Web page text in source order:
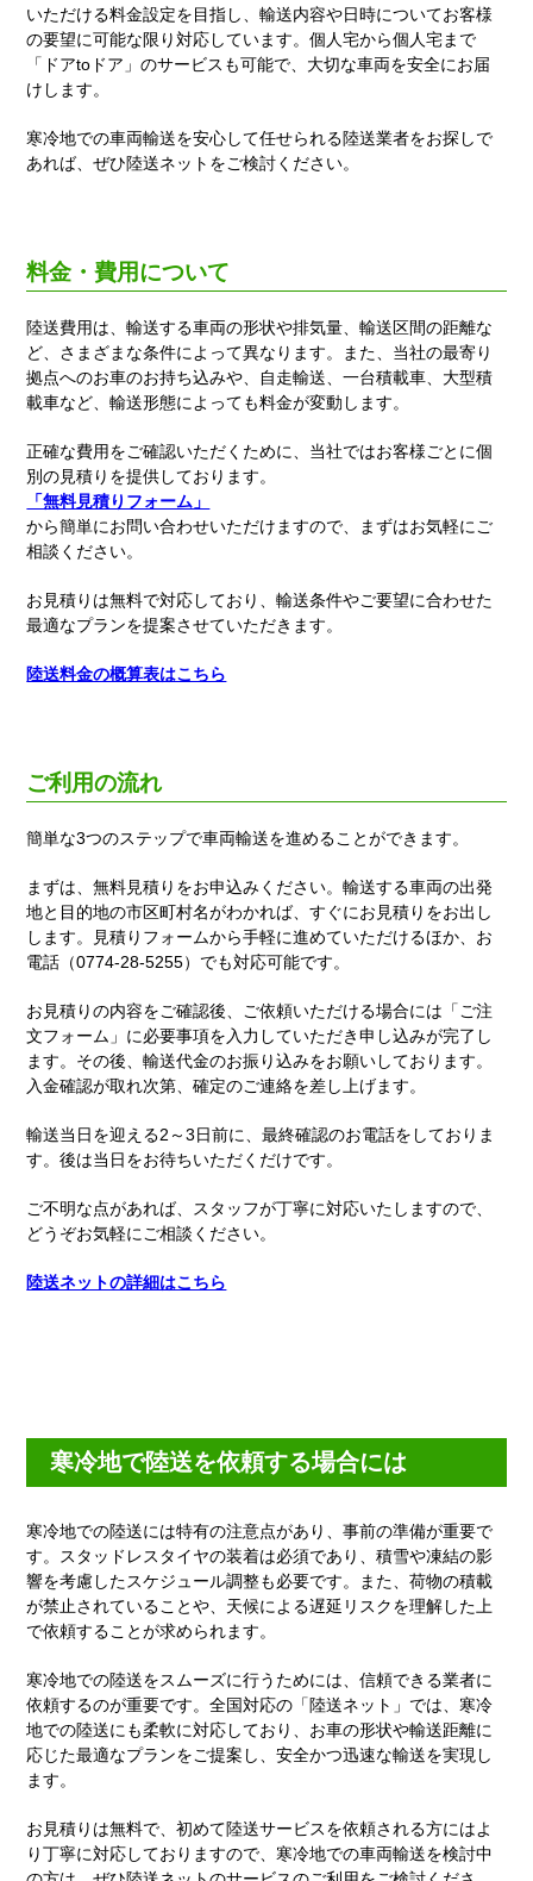
いただける料金設定を目指し、輸送内容や日時についてお客様
の要望に可能な限り対応しています。個人宅から個人宅まで
「ドアtoドア」のサービスも可能で、大切な車両を安全にお届
けします。
寒冷地での車両輸送を安心して任せられる陸送業者をお探しで
あれば、ぜひ陸送ネットをご検討ください。
料金・費用について
陸送費用は、輸送する車両の形状や排気量、輸送区間の距離な
ど、さまざまな条件によって異なります。また、当社の最寄り
拠点へのお車のお持ち込みや、自走輸送、一台積載車、大型積
載車など、輸送形態によっても料金が変動します。
正確な費用をご確認いただくために、当社ではお客様ごとに個
別の見積りを提供しております。
「無料見積りフォーム」
から簡単にお問い合わせいただけますので、まずはお気軽にご
相談ください。
お見積りは無料で対応しており、輸送条件やご要望に合わせた
最適なプランを提案させていただきます。
陸送料金の概算表はこちら
ご利用の流れ
簡単な3つのステップで車両輸送を進めることができます。
まずは、無料見積りをお申込みください。輸送する車両の出発
地と目的地の市区町村名がわかれば、すぐにお見積りをお出し
します。見積りフォームから手軽に進めていただけるほか、お
電話（0774-28-5255）でも対応可能です。
お見積りの内容をご確認後、ご依頼いただける場合には「ご注
文フォーム」に必要事項を入力していただき申し込みが完了し
ます。その後、輸送代金のお振り込みをお願いしております。
入金確認が取れ次第、確定のご連絡を差し上げます。
輸送当日を迎える2～3日前に、最終確認のお電話をしておりま
す。後は当日をお待ちいただくだけです。
ご不明な点があれば、スタッフが丁寧に対応いたしますので、
どうぞお気軽にご相談ください。
陸送ネットの詳細はこちら
寒冷地で陸送を依頼する場合には
寒冷地での陸送には特有の注意点があり、事前の準備が重要で
す。スタッドレスタイヤの装着は必須であり、積雪や凍結の影
響を考慮したスケジュール調整も必要です。また、荷物の積載
が禁止されていることや、天候による遅延リスクを理解した上
で依頼することが求められます。
寒冷地での陸送をスムーズに行うためには、信頼できる業者に
依頼するのが重要です。全国対応の「陸送ネット」では、寒冷
地での陸送にも柔軟に対応しており、お車の形状や輸送距離に
応じた最適なプランをご提案し、安全かつ迅速な輸送を実現し
ます。
お見積りは無料で、初めて陸送サービスを依頼される方にはよ
り丁寧に対応しておりますので、寒冷地での車両輸送を検討中